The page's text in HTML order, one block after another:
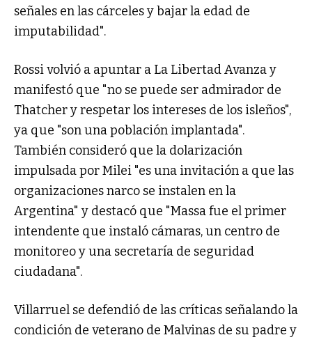
señales en las cárceles y bajar la edad de
imputabilidad".
Rossi volvió a apuntar a La Libertad Avanza y
manifestó que "no se puede ser admirador de
Thatcher y respetar los intereses de los isleños",
ya que "son una población implantada".
También consideró que la dolarización
impulsada por Milei "es una invitación a que las
organizaciones narco se instalen en la
Argentina" y destacó que "Massa fue el primer
intendente que instaló cámaras, un centro de
monitoreo y una secretaría de seguridad
ciudadana".
Villarruel se defendió de las críticas señalando la
condición de veterano de Malvinas de su padre y